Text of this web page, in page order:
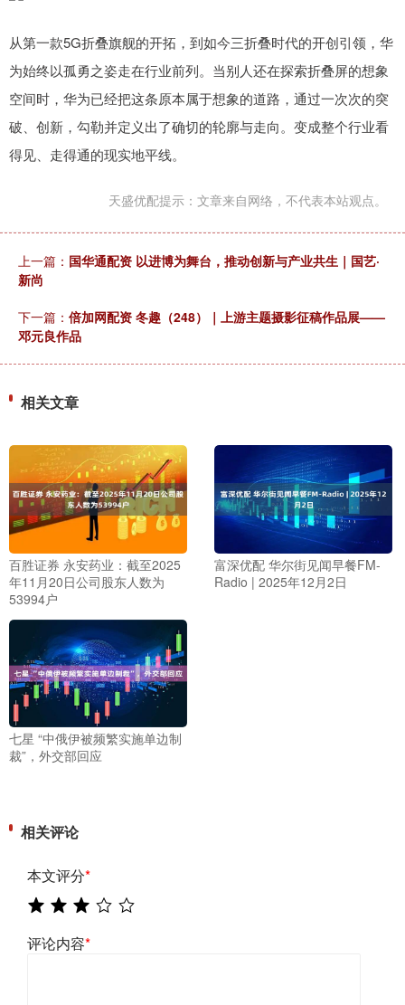
从第一款5G折叠旗舰的开拓，到如今三折叠时代的开创引领，华
为始终以孤勇之姿走在行业前列。当别人还在探索折叠屏的想象
空间时，华为已经把这条原本属于想象的道路，通过一次次的突
破、创新，勾勒并定义出了确切的轮廓与走向。变成整个行业看
得见、走得通的现实地平线。
天盛优配提示：文章来自网络，不代表本站观点。
上一篇： 国华通配资 以进博为舞台，推动创新与产业共生｜国艺·
新尚
下一篇： 倍加网配资 冬趣（248）｜上游主题摄影征稿作品展——
邓元良作品
相关文章
百胜证券 永安药业：截至2025
年11月20日公司股东人数为
53994户
富深优配 华尔街见闻早餐FM-
Radio | 2025年12月2日
七星 “中俄伊被频繁实施单边制
裁”，外交部回应
相关评论
本文评分*
评论内容*